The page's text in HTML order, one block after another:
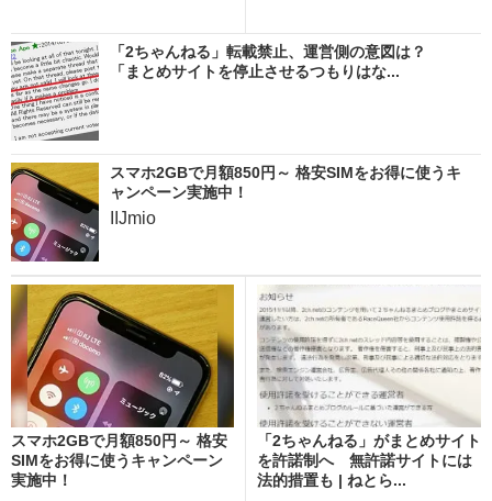
「2ちゃんねる」転載禁止、運営側の意図は？
「まとめサイトを停止させるつもりはな...
スマホ2GBで月額850円～ 格安SIMをお得に使うキ
ャンペーン実施中！
IIJmio
スマホ2GBで月額850円～ 格安
SIMをお得に使うキャンペーン
実施中！
「2ちゃんねる」がまとめサイト
を許諾制へ 無許諾サイトには
法的措置も | ねとら...